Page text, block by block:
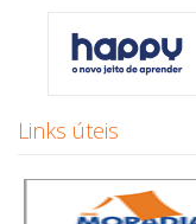
Links úteis